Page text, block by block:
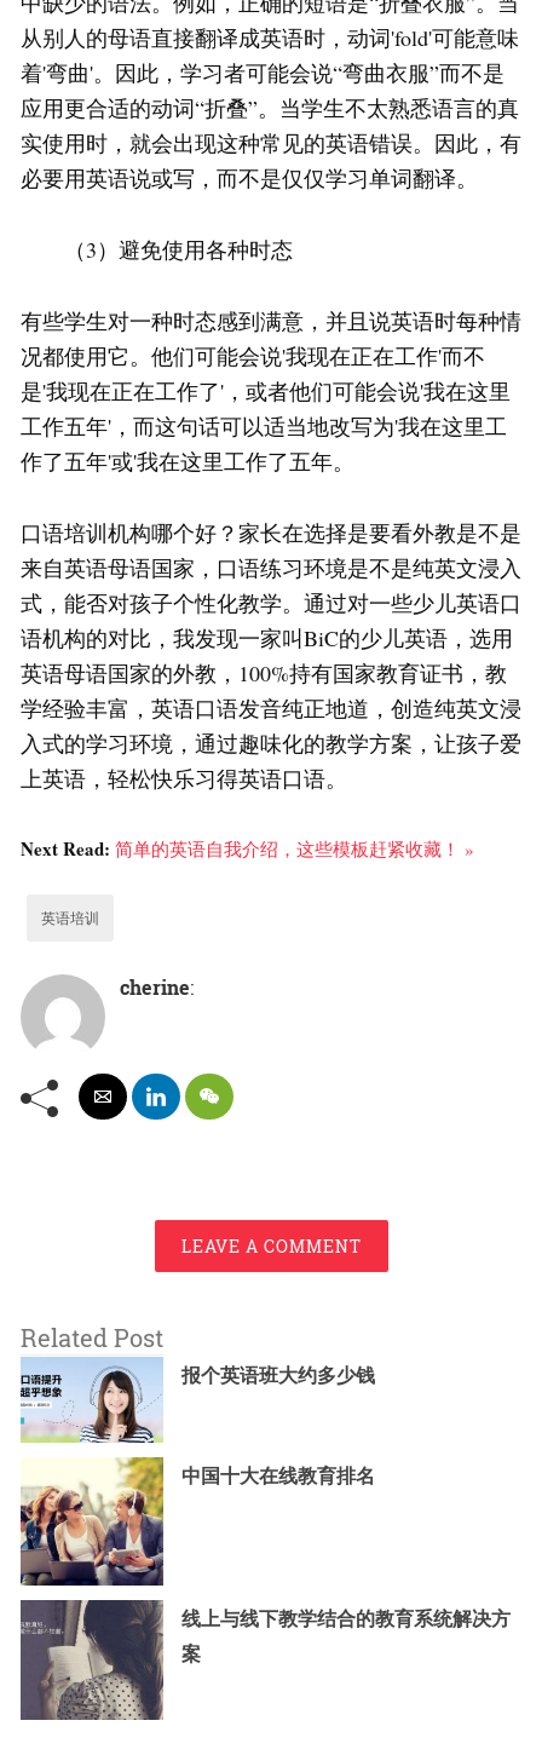
从别人的母语直接翻译成英语时，动词'fold'可能意味
着'弯曲'。因此，学习者可能会说“弯曲衣服”而不是
应用更合适的动词“折叠”。当学生不太熟悉语言的真
实使用时，就会出现这种常见的英语错误。因此，有
必要用英语说或写，而不是仅仅学习单词翻译。
（3）避免使用各种时态
有些学生对一种时态感到满意，并且说英语时每种情
况都使用它。他们可能会说'我现在正在工作'而不
是'我现在正在工作了'，或者他们可能会说'我在这里
工作五年'，而这句话可以适当地改写为'我在这里工
作了五年'或'我在这里工作了五年。
口语培训机构哪个好？家长在选择是要看外教是不是
来自英语母语国家，口语练习环境是不是纯英文浸入
式，能否对孩子个性化教学。通过对一些少儿英语口
语机构的对比，我发现一家叫BiC的少儿英语，选用
英语母语国家的外教，100%持有国家教育证书，教
学经验丰富，英语口语发音纯正地道，创造纯英文浸
入式的学习环境，通过趣味化的教学方案，让孩子爱
上英语，轻松快乐习得英语口语。
Next Read: 简单的英语自我介绍，这些模板赶紧收藏！ »
英语培训
cherine:
LEAVE A COMMENT
Related Post
报个英语班大约多少钱
中国十大在线教育排名
线上与线下教学结合的教育系统解决方
案